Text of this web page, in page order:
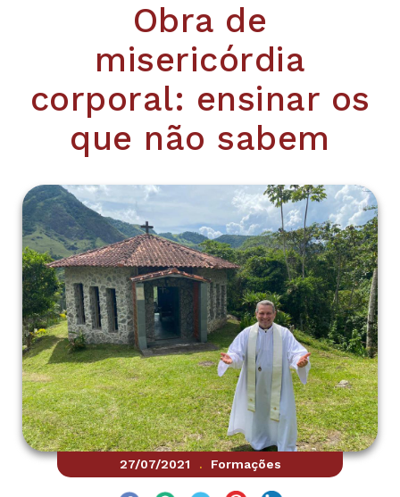
Obra de
misericórdia
corporal: ensinar os
que não sabem
27/07/2021 . Formações